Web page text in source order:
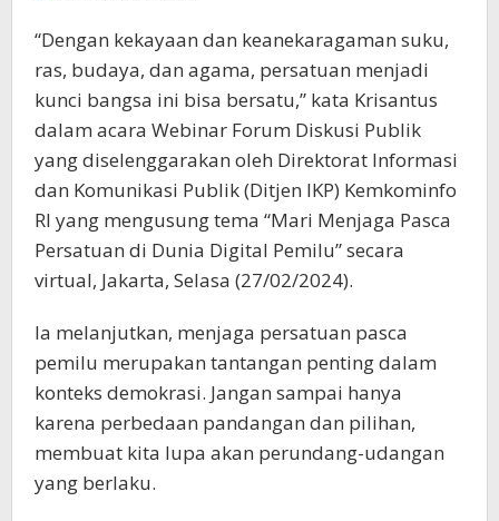
“Dengan kekayaan dan keanekaragaman suku,
ras, budaya, dan agama, persatuan menjadi
kunci bangsa ini bisa bersatu,” kata Krisantus
dalam acara Webinar Forum Diskusi Publik
yang diselenggarakan oleh Direktorat Informasi
dan Komunikasi Publik (Ditjen IKP) Kemkominfo
RI yang mengusung tema “Mari Menjaga Pasca
Persatuan di Dunia Digital Pemilu” secara
virtual, Jakarta, Selasa (27/02/2024).
Ia melanjutkan, menjaga persatuan pasca
pemilu merupakan tantangan penting dalam
konteks demokrasi. Jangan sampai hanya
karena perbedaan pandangan dan pilihan,
membuat kita lupa akan perundang-udangan
yang berlaku.